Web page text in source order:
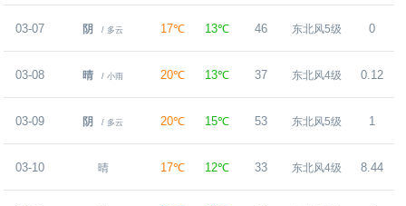
03-07 阴 / 多云 17℃ 13℃ 46 东北风5级 0
03-08 晴 / 小雨 20℃ 13℃ 37 东北风4级 0.12
03-09 阴 / 多云 20℃ 15℃ 53 东北风5级 1
03-10 晴 17℃ 12℃ 33 东北风4级 8.44